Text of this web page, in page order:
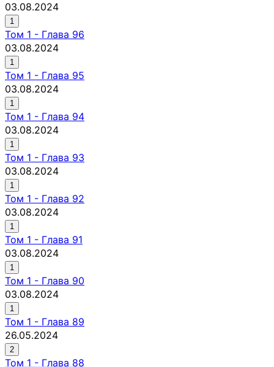
03.08.2024
1
Том 1 - Глава 96
03.08.2024
1
Том 1 - Глава 95
03.08.2024
1
Том 1 - Глава 94
03.08.2024
1
Том 1 - Глава 93
03.08.2024
1
Том 1 - Глава 92
03.08.2024
1
Том 1 - Глава 91
03.08.2024
1
Том 1 - Глава 90
03.08.2024
1
Том 1 - Глава 89
26.05.2024
2
Том 1 - Глава 88